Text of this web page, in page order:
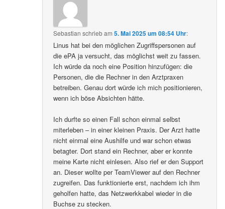
Sebastian schriebam5. Mai 2025 um 08:54 Uhr:
Linus hat bei den möglichen Zugriffspersonen auf
die ePA ja versucht, das möglichst weit zu fassen.
Ich würde da noch eine Position hinzufügen: die
Personen, die die Rechner in den Arztpraxen
betreiben. Genau dort würde ich mich positionieren,
wenn ich böse Absichten hätte.
Ich durfte so einen Fall schon einmal selbst
miterleben – in einer kleinen Praxis. Der Arzt hatte
nicht einmal eine Aushilfe und war schon etwas
betagter. Dort stand ein Rechner, aber er konnte
meine Karte nicht einlesen. Also rief er den Support
an. Dieser wollte per TeamViewer auf den Rechner
zugreifen. Das funktionierte erst, nachdem ich ihm
geholfen hatte, das Netzwerkkabel wieder in die
Buchse zu stecken.